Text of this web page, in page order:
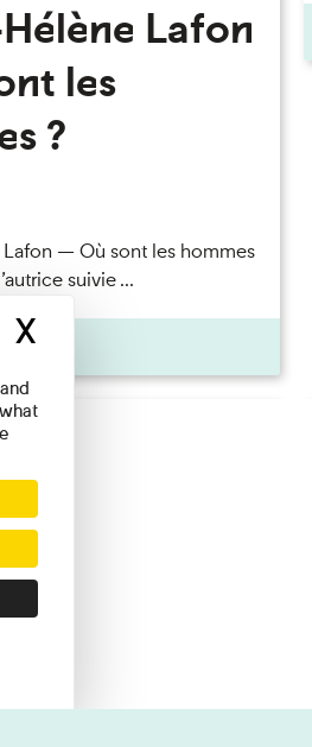
Lafon
les
?
— Où sont les hommes
suivie ...
X Hide cookie banner